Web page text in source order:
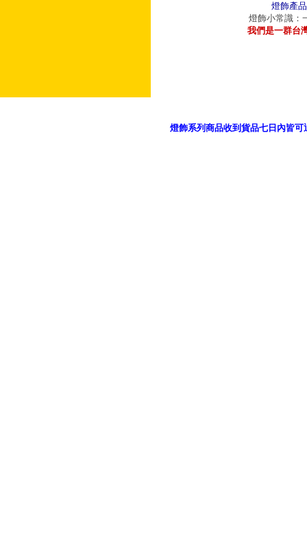
燈飾產
燈飾小常識：
我們是一群台
燈飾系列商品收到貨品七日內皆